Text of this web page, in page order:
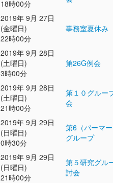
18時00分
2019年 9月 27日
(金曜日)
22時00分
事務室夏休み
2019年 9月 28日
(土曜日)
3時00分
第26G例会
2019年 9月 28日
(土曜日)
21時00分
第１０グルー
会
2019年 9月 29日
(日曜日)
0時30分
第6（パーマ
グループ
2019年 9月 29日
(日曜日)
21時00分
第５研究グル
討会